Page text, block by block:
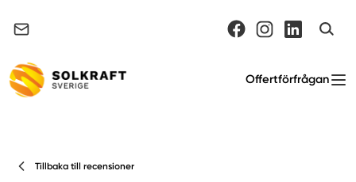
Offertförfrågan
Tillbaka till recensioner